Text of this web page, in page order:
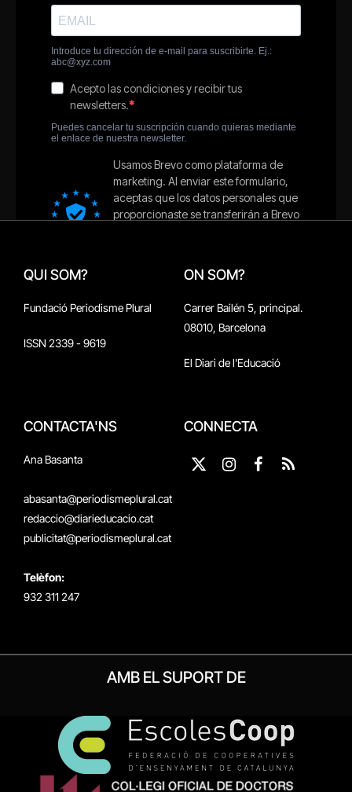
QUI SOM?
Fundació Periodisme Plural
ISSN 2339 - 9619
ON SOM?
Carrer Bailén 5, principal.
08010, Barcelona
El Diari de l'Educació
CONTACTA'NS
Ana Basanta
abasanta@periodismeplural.cat
redaccio@diarieducacio.cat
publicitat@periodismeplural.cat
Telèfon:
932 311 247
CONNECTA
X
Instagram
Facebook
RSS
AMB EL SUPORT DE